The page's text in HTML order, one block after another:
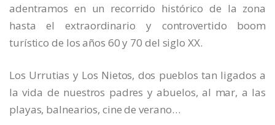
adentramos en un recorrido histórico de la zona
hasta el extraordinario y controvertido boom
turístico de los años 60 y 70 del siglo XX.
Los Urrutias y Los Nietos, dos pueblos tan ligados a
la vida de nuestros padres y abuelos, al mar, a las
playas, balnearios, cine de verano…